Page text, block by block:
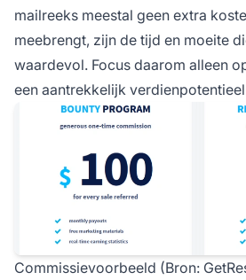
mailreeks meestal geen extra
meebrengt, zijn de tijd en moeite
waardevol. Focus daarom alleen
een aantrekkelijk
Commissievoorbeeld (Bron: